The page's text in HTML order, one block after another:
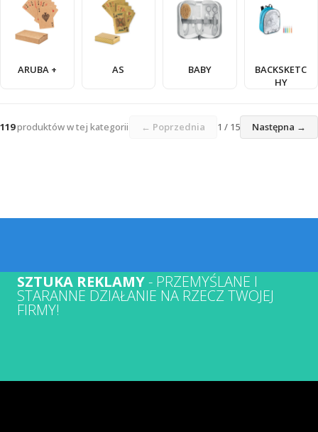
ARUBA + AS BABY
BACKSKETC
HY
119produktów w tej kategorii ← Poprzednia 1 / 15 Następna →
SZTUKA REKLAMY- PRZEMYŚLANE I
STARANNE DZIAŁANIE NA RZECZ TWOJEJ
FIRMY!